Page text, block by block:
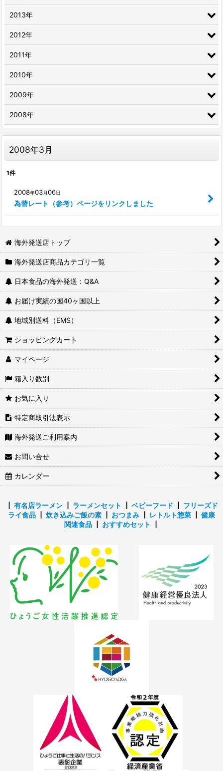
2008年3月
1件
2008年03月06日
為替レート（参考）ページをリンクしました
2013年
2012年
2011年
2010年
2009年
2008年
海外発送店トップ
海外発送店商品カテゴリ一覧
日本食品の海外発送：Q&A
お届け実績の国40ヶ国以上
地域別送料（EMS）
ショッピングカート
マイページ
箱入り数別
お気に入り
特定商取引法表示
海外発送ご利用案内
お問い合せ
カレンダー
有名店ラーメン┃ ラーメンセット ベビーフード
フリーズド
ライ食品
炊き込みご飯の素 おつまみ レトルト惣菜
健康
関連食品┃ おすすめセット